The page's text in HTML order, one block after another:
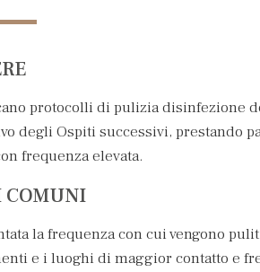
protocolli di pulizia disinfezione
degli Ospiti successivi, prestando
frequenza elevata.
COMUNI
la frequenza con cui vengono
e i luoghi di maggior contatto e